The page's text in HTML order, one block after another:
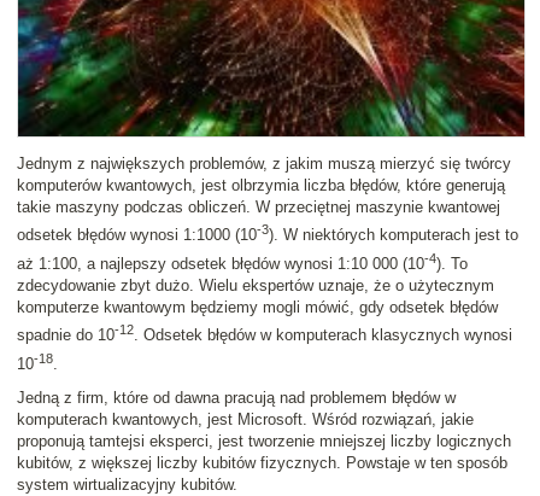
Jednym z największych problemów, z jakim muszą mierzyć się twórcy
komputerów kwantowych, jest olbrzymia liczba błędów, które generują
takie maszyny podczas obliczeń. W przeciętnej maszynie kwantowej
odsetek błędów wynosi 1:1000 (10-3). W niektórych komputerach jest to
aż 1:100, a najlepszy odsetek błędów wynosi 1:10 000 (10-4). To
zdecydowanie zbyt dużo. Wielu ekspertów uznaje, że o użytecznym
komputerze kwantowym będziemy mogli mówić, gdy odsetek błędów
spadnie do 10-12. Odsetek błędów w komputerach klasycznych wynosi
10-18.
Jedną z firm, które od dawna pracują nad problemem błędów w
komputerach kwantowych, jest Microsoft. Wśród rozwiązań, jakie
proponują tamtejsi eksperci, jest tworzenie mniejszej liczby logicznych
kubitów, z większej liczby kubitów fizycznych. Powstaje w ten sposób
system wirtualizacyjny kubitów.